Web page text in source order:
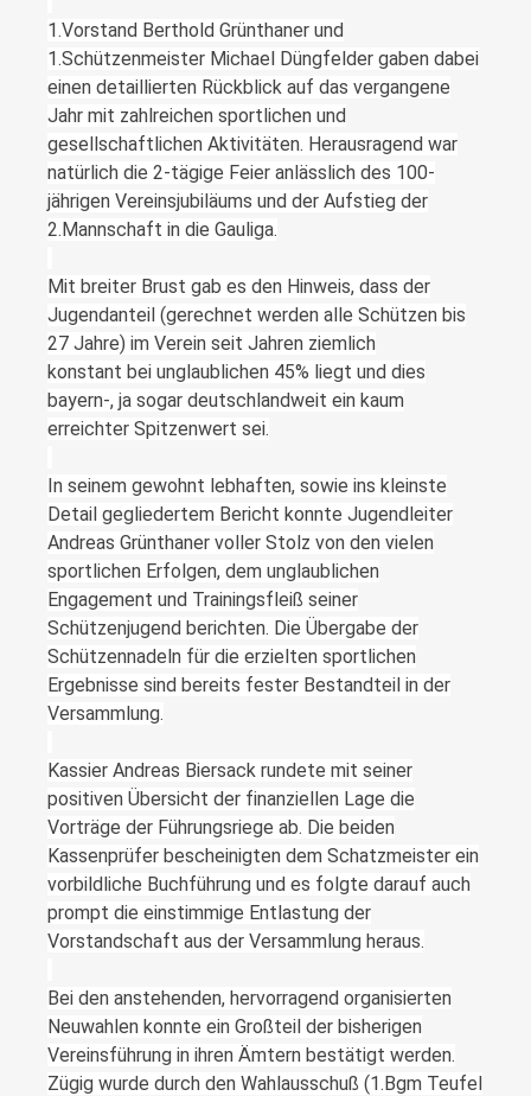
1.Vorstand Berthold Grünthaner und
1.Schützenmeister Michael Düngfelder gaben dabei
einen detaillierten Rückblick auf das vergangene
Jahr mit zahlreichen sportlichen und
gesellschaftlichen Aktivitäten. Herausragend war
natürlich die 2-tägige Feier anlässlich des 100-
jährigen Vereinsjubiläums und der Aufstieg der
2.Mannschaft in die Gauliga.
Mit breiter Brust gab es den Hinweis, dass der
Jugendanteil (gerechnet werden alle Schützen bis
27 Jahre) im Verein seit Jahren ziemlich
konstant bei unglaublichen 45% liegt und dies
bayern-, ja sogar deutschlandweit ein kaum
erreichter Spitzenwert sei.
In seinem gewohnt lebhaften, sowie ins kleinste
Detail gegliedertem Bericht konnte Jugendleiter
Andreas Grünthaner voller Stolz von den vielen
sportlichen Erfolgen, dem unglaublichen
Engagement und Trainingsfleiß seiner
Schützenjugend berichten. Die Übergabe der
Schützennadeln für die erzielten sportlichen
Ergebnisse sind bereits fester Bestandteil in der
Versammlung.
Kassier Andreas Biersack rundete mit seiner
positiven Übersicht der finanziellen Lage die
Vorträge der Führungsriege ab. Die beiden
Kassenprüfer bescheinigten dem Schatzmeister ein
vorbildliche Buchführung und es folgte darauf auch
prompt die einstimmige Entlastung der
Vorstandschaft aus der Versammlung heraus.
Bei den anstehenden, hervorragend organisierten
Neuwahlen konnte ein Großteil der bisherigen
Vereinsführung in ihren Ämtern bestätigt werden.
Zügig wurde durch den Wahlausschuß (1.Bgm Teufel